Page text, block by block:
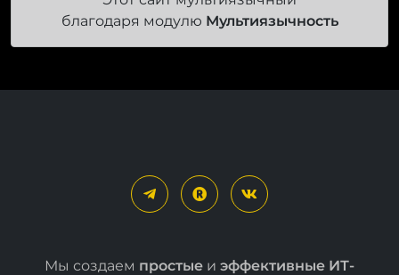
благодаря модулю Мультиязычность
Мы создаем простые и эффективные ИТ-